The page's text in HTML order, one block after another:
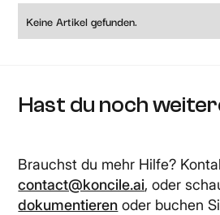
Keine Artikel gefunden.
Hast du noch
Brauchst du mehr Hilfe?
contact@koncile.ai, oder
dokumentieren oder buchen